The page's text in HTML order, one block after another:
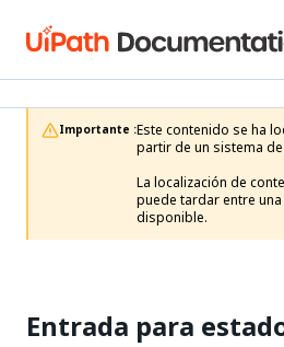
Importante :Este contenido se ha
partir de un sistema
La localización de
puede tardar entre
disponible.
Entrada para